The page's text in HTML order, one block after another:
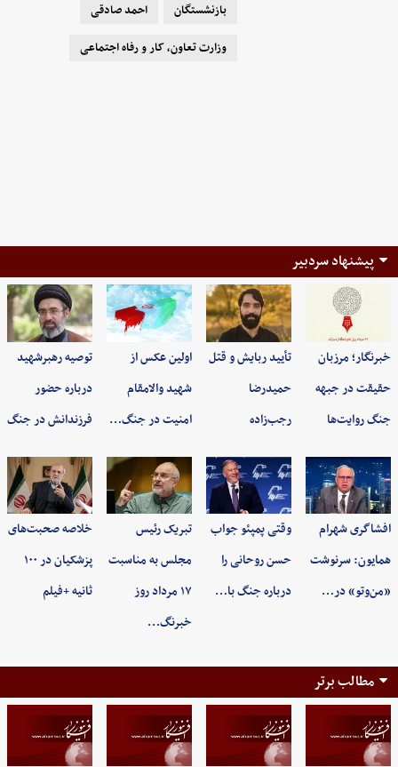
بازنشستگان
احمد صادقی
وزارت تعاون، کار و رفاه اجتماعی
پیشنهاد سردبیر
خبرنگار؛ مرزبان
حقیقت در جبهه
جنگ روایت‌ها
تأیید ربایش و قتل
حمیدرضا
رجب‌زاده
اولین عکس از
شهید والامقام
امنیت در جنگ…
توصیه رهبرشهید
درباره حضور
فرزندانش در جنگ
افشاگری شهرام
همایون: سرنوشت
«من‌وتو» در…
وقتی پمپئو جواب
حسن روحانی را
درباره جنگ با…
تبریک رئیس
مجلس به مناسبت
۱۷ مرداد روز
خبرنگ…
خلاصه صحبت‌های
پزشکیان در ۱۰۰
ثانیه +فیلم
مطالب برتر